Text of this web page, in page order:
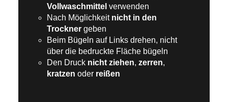
Vollwaschmittel verwenden
Nach Möglichkeit nicht in den
Trockner geben
Beim Bügeln auf Links drehen, nicht
über die bedruckte Fläche bügeln
Den Druck nicht ziehen, zerren,
kratzen oder reißen